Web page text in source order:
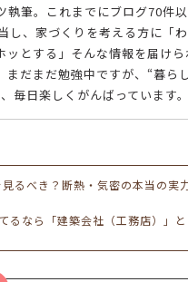
執筆。これまでにブログ70件
し、家づくりを考える方に「
ッとする」そんな情報を届けら
まだまだ勉強中ですが、“暮ら
毎日楽しくがんばっています。
るべき？断熱・気密の本当の実
るなら「建築会社（工務店）」